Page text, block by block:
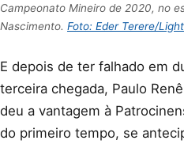
Campeonato Mineiro de 2020, no
Nascimento. Foto: Eder Terere/
E depois de ter falhado em
terceira chegada, Paulo
deu a vantagem à
do primeiro tempo, se